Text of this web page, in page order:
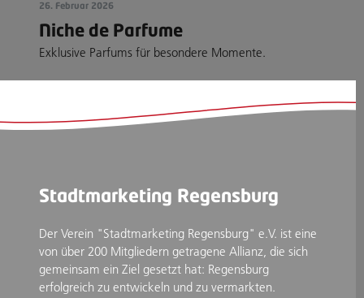
26. Februar 2026
Niche de Parfume
Exklusive Parfums für besondere Momente.
Stadtmarketing Regensburg
Der Verein "Stadtmarketing Regensburg" e.V. ist eine
von über 200 Mitgliedern getragene Allianz, die sich
gemeinsam ein Ziel gesetzt hat: Regensburg
erfolgreich zu entwickeln und zu vermarkten.